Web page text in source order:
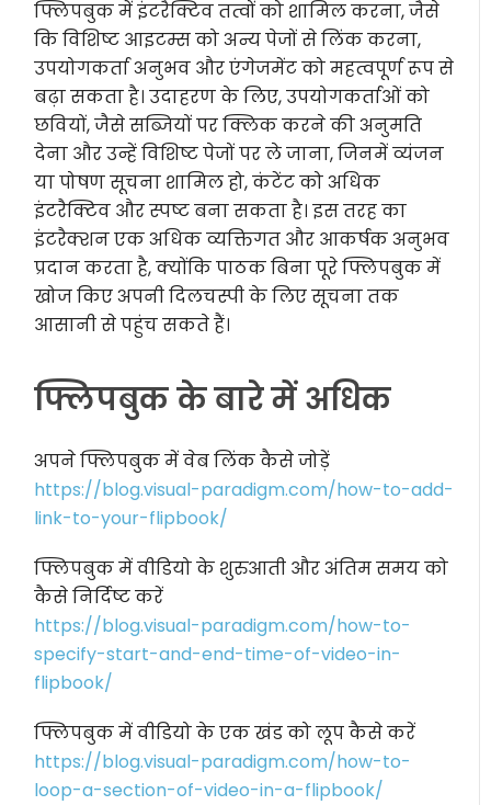
फ्लिपबुक में इंटरैक्टिव तत्वों को शामिल करना, जैसे
कि विशिष्ट आइटम्स को अन्य पेजों से लिंक करना,
उपयोगकर्ता अनुभव और एंगेजमेंट को महत्वपूर्ण रूप से
बढ़ा सकता है। उदाहरण के लिए, उपयोगकर्ताओं को
छवियों, जैसे सब्जियों पर क्लिक करने की अनुमति
देना और उन्हें विशिष्ट पेजों पर ले जाना, जिनमें व्यंजन
या पोषण सूचना शामिल हो, कंटेंट को अधिक
इंटरैक्टिव और स्पष्ट बना सकता है। इस तरह का
इंटरैक्शन एक अधिक व्यक्तिगत और आकर्षक अनुभव
प्रदान करता है, क्योंकि पाठक बिना पूरे फ्लिपबुक में
खोज किए अपनी दिलचस्पी के लिए सूचना तक
आसानी से पहुंच सकते हैं।
फ्लिपबुक के बारे में अधिक
अपने फ्लिपबुक में वेब लिंक कैसे जोड़ें
https://blog.visual-paradigm.com/how-to-add-
link-to-your-flipbook/
फ्लिपबुक में वीडियो के शुरुआती और अंतिम समय को
कैसे निर्दिष्ट करें
https://blog.visual-paradigm.com/how-to-
specify-start-and-end-time-of-video-in-
flipbook/
फ्लिपबुक में वीडियो के एक खंड को लूप कैसे करें
https://blog.visual-paradigm.com/how-to-
loop-a-section-of-video-in-a-flipbook/